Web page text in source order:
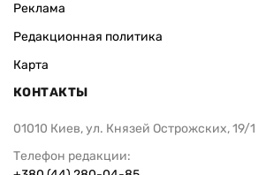
Реклама
Редакционная политика
Карта
КОНТАКТЫ
01010 Киев, ул. Князей Острожских, 19/1
Телефон редакции: